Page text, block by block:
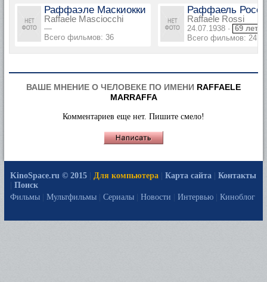
Раффаэле Маскиокки
Raffaele Masciocchi
—
Всего фильмов: 36
Раффаель Росси
Raffaele Rossi
24.07.1938 · 69 лет
Всего фильмов: 24
ВАШЕ МНЕНИЕ О ЧЕЛОВЕКЕ ПО ИМЕНИ RAFFAELE
MARRAFFA
Комментариев еще нет. Пишите смело!
KinoSpace.ru © 2015 Для компьютера Карта сайта
Контакты
Поиск
Фильмы
Мультфильмы Сериалы Новости Интервью Киноблог